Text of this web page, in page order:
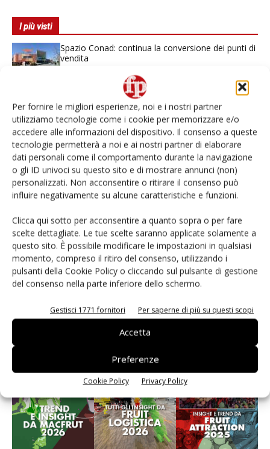
Per fornire le migliori esperienze, noi e i nostri partner
utilizziamo tecnologie come i cookie per memorizzare e/o
accedere alle informazioni del dispositivo. Il consenso a queste
tecnologie permetterà a noi e ai nostri partner di elaborare
dati personali come il comportamento durante la navigazione
o gli ID univoci su questo sito e di mostrare annunci (non)
personalizzati. Non acconsentire o ritirare il consenso può
influire negativamente su alcune caratteristiche e funzioni.
Clicca qui sotto per acconsentire a quanto sopra o per fare
scelte dettagliate. Le tue scelte saranno applicate solamente a
questo sito. È possibile modificare le impostazioni in qualsiasi
momento, compreso il ritiro del consenso, utilizzando i
pulsanti della Cookie Policy o cliccando sul pulsante di gestione
del consenso nella parte inferiore dello schermo.
Gestisci 1771 fornitori Per saperne di più su questi scopi
Accetta
Preferenze
Cookie Policy Privacy Policy
I più visti
Spazio Conad: continua la conversione dei punti di
vendita
L’ortofrutta di Extra Supermercati tra localismo e
Ai #Repartofresh
Non è una susina: è Metis… e può rivoluzionare la
categoria
Andamento prezzi ortofrutta in Italia al 27 luglio
2026
Apofruit, estate da record per il bio: Canova e
ViviToscano crescono a doppia cifra